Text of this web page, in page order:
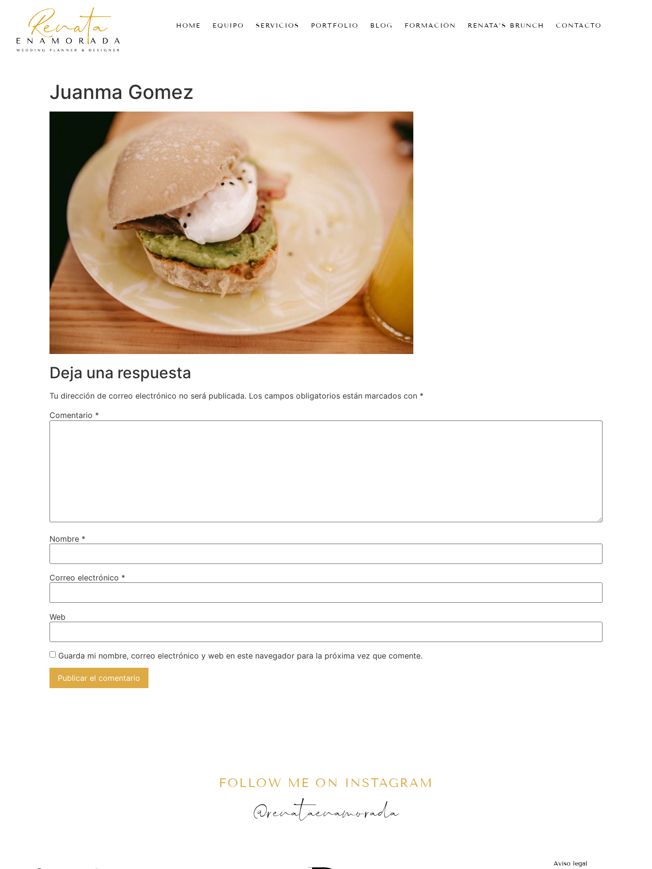
HOME EQUIPO SERVICIOS PORTFOLIO BLOG FORMACIÓN RENATA’S BRUNCH CONTACTO
Juanma Gomez
Deja una respuesta
Tu dirección de correo electrónico no será publicada. Los campos obligatorios están marcados con *
Comentario *
Nombre *
Correo electrónico *
Web
Guarda mi nombre, correo electrónico y web en este navegador para la próxima vez que comente.
FOLLOW ME ON INSTAGRAM
@renataenamorada
Aviso legal